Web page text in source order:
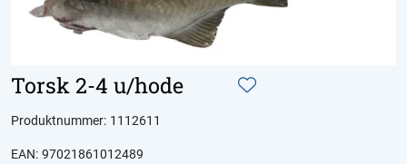
Torsk 2-4 u/hode
Produktnummer: 1112611
EAN: 97021861012489
Inspirasjon